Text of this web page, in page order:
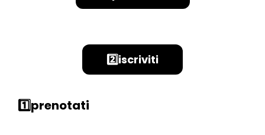
2️⃣iscriviti
1️⃣prenotati